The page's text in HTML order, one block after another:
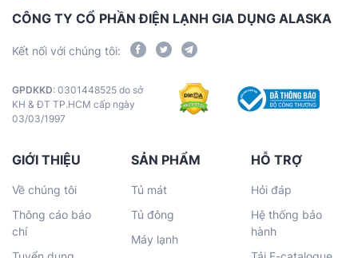
CÔNG TY CỔ PHẦN ĐIỆN LẠNH GIA DỤNG ALASKA
Kết nối với chúng tôi:
GPDKKD: 0301448525 do sở
KH & ĐT TP.HCM cấp ngày
03/03/1997
GIỚI THIỆU
Về chúng tôi
Thông cáo báo
chí
SẢN PHẨM
Tủ mát
Tủ đông
Máy lạnh
HỖ TRỢ
Hỏi đáp
Hệ thống bảo
hành